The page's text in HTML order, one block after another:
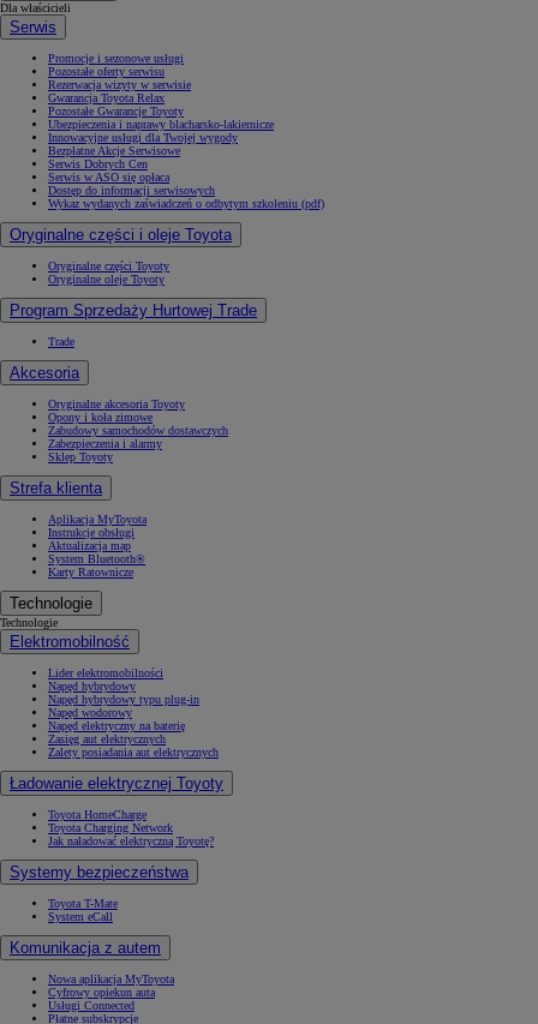
Dla właścicieli
Serwis
Promocje i sezonowe usługi
Pozostałe oferty serwisu
Rezerwacja wizyty w serwisie
Gwarancja Toyota Relax
Pozostałe Gwarancje Toyoty
Ubezpieczenia i naprawy blacharsko-lakiernicze
Innowacyjne usługi dla Twojej wygody
Bezpłatne Akcje Serwisowe
Serwis Dobrych Cen
Serwis w ASO się opłaca
Dostęp do informacji serwisowych
Wykaz wydanych zaświadczeń o odbytym szkoleniu (pdf)
Oryginalne części i oleje Toyota
Oryginalne części Toyoty
Oryginalne oleje Toyoty
Program Sprzedaży Hurtowej Trade
Trade
Akcesoria
Oryginalne akcesoria Toyoty
Opony i koła zimowe
Zabudowy samochodów dostawczych
Zabezpieczenia i alarmy
Sklep Toyoty
Strefa klienta
Aplikacja MyToyota
Instrukcje obsługi
Aktualizacja map
System Bluetooth®
Karty Ratownicze
Technologie
Technologie
Elektromobilność
Lider elektromobilności
Napęd hybrydowy
Napęd hybrydowy typu plug-in
Napęd wodorowy
Napęd elektryczny na baterię
Zasięg aut elektrycznych
Zalety posiadania aut elektrycznych
Ładowanie elektrycznej Toyoty
Toyota HomeCharge
Toyota Charging Network
Jak naładować elektryczną Toyotę?
Systemy bezpieczeństwa
Toyota T-Mate
System eCall
Komunikacja z autem
Nowa aplikacja MyToyota
Cyfrowy opiekun auta
Usługi Connected
Płatne subskrypcje